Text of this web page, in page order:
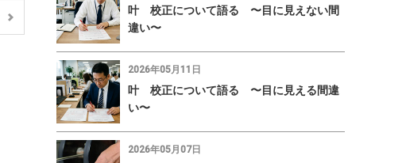
叶 校正について語る 〜目に見えない間
違い〜
2026年05月11日
叶 校正について語る 〜目に見える間違
い〜
2026年05月07日